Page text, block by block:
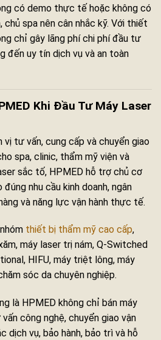
có demo thực tế hoặc không có
chủ spa nên cân nhắc kỹ. Với thiết
chỉ gây lãng phí chi phí đầu tư
đến uy tín dịch vụ và an toàn
Khi Đầu Tư Máy Laser
vị tư vấn, cung cấp và chuyển giao
spa, clinic, thẩm mỹ viện và
sắc tố, HPMED hỗ trợ chủ cơ
nhu cầu kinh doanh, ngân
và năng lực vận hành thực tế.
thiết bị thẩm mỹ cao cấp,
máy laser trị nám, Q-Switched
HIFU, máy triệt lông, máy
sóc da chuyên nghiệp.
là HPMED không chỉ bán máy
công nghệ, chuyển giao vận
dịch vụ, bảo hành, bảo trì và hỗ